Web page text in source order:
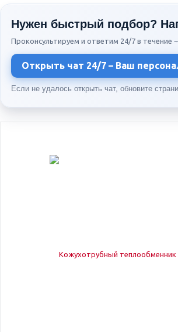
Нужен быстрый подбор?
Проконсультируем и ответим 24/7 в течение
Открыть чат 24/7 – Ваш
Если не удалось открыть чат, обновите